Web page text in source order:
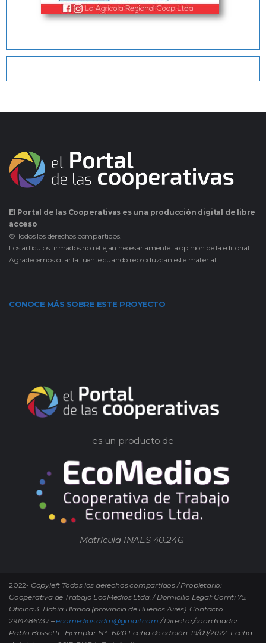
El Portal de las Cooperativas es una producción digital de libre
acceso
© Todos los derechos compartidos.
Los artículos firmados no reflejan necesariamente la opinión de la editorial.
Agradecemos citar la fuente cuando reproduzcan este material.
CONOCE MÁS SOBRE ESTE PROYECTO
es un producto de
Matrícula INAES 40.246.
2022- Copyleft Todos los derechos compartidos / Propietario:
Cooperativa de Trabajo EcoMedios Ltda. / Domicilio Legal: Gorriti 75.
Oficina 3. Bahía Blanca (provincia de Buenos Aires). Contacto.
2914486737 –ecomedios.adm@gmail.com / Director/coordinador:
Pablo Bussetti.. Ejemplar N° : 6120 Fecha de edición: 19/09/2022. Fecha